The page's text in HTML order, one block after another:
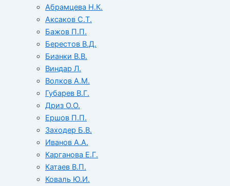
Абрамцева Н.К.
Аксаков С.Т.
Бажов П.П.
Берестов В.Д.
Бианки В.В.
Виндар Л.
Волков А.М.
Губарев В.Г.
Дриз О.О.
Ершов П.П.
Заходер Б.В.
Иванов А.А.
Карганова Е.Г.
Катаев В.П.
Коваль Ю.И.